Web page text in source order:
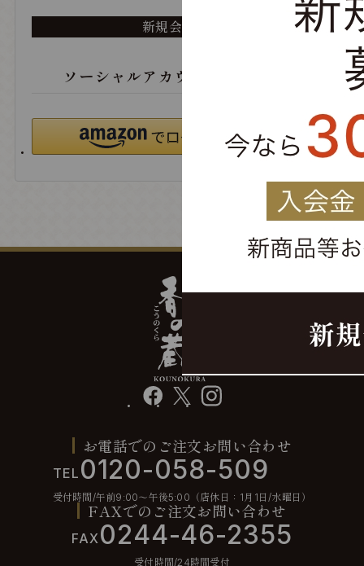
新規会員登録
ソーシャルアカウントでログイン
facebook instagram
お電話でのご注文お問い合わせ
TEL 0120-058-509
受付時間/午前9:00〜午後5:00（店休日：1月1日/水曜日）
FAXでのご注文お問い合わせ
FAX0244-46-2355
受付時間/24時間受付